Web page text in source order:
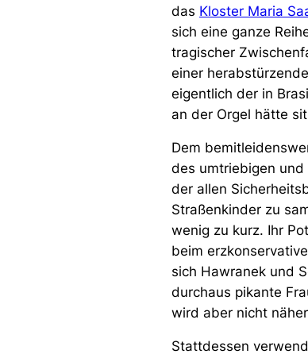
das Kloster Maria
sich eine ganze
tragischer
einer
eigentlich der in
an der Orgel hätte
Dem
des umtriebigen und
der allen
Straßenkinder zu
wenig zu kurz. Ihr
beim
sich Hawranek und
durchaus pikante
wird aber nicht
Stattdessen